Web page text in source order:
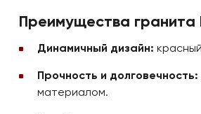
Преимущества гранита
Динамичный дизайн:
Прочность и долговечность:
материалом.